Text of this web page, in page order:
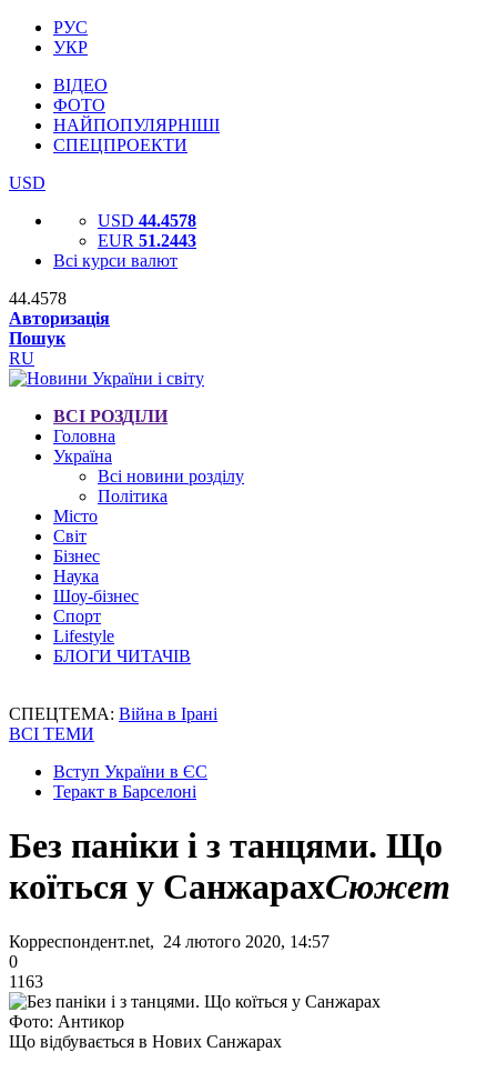
РУС
УКР
ВІДЕО
ФОТО
НАЙПОПУЛЯРНІШІ
СПЕЦПРОЕКТИ
USD
USD 44.4578
EUR 51.2443
Всі курси валют
44.4578
Авторизація
Пошук
RU
ВСІ РОЗДІЛИ
Головна
Україна
Всі новини розділу
Політика
Місто
Світ
Бізнес
Наука
Шоу-бізнес
Спорт
Lifestyle
БЛОГИ ЧИТАЧІВ
СПЕЦТЕМА: Війна в Ірані
ВСІ ТЕМИ
Вступ України в ЄС
Теракт в Барселоні
Без паніки і з танцями. Що
коїться у СанжарахСюжет
Корреспондент.net, 24 лютого 2020, 14:57
0
1163
Фото: Антикор
Що відбувається в Нових Санжарах